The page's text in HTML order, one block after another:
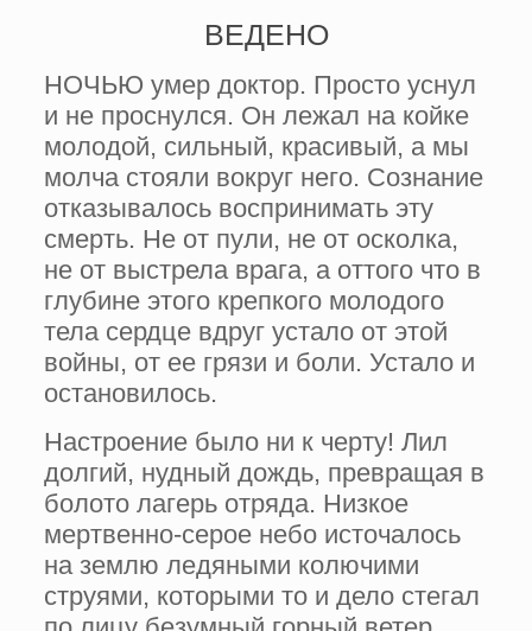
ВЕДЕНО
НОЧЬЮ умер доктор. Просто уснул
и не проснулся. Он лежал на койке
молодой, сильный, красивый, а мы
молча стояли вокруг него. Сознание
отказывалось воспринимать эту
смерть. Не от пули, не от осколка,
не от выстрела врага, а оттого что в
глубине этого крепкого молодого
тела сердце вдруг устало от этой
войны, от ее грязи и боли. Устало и
остановилось.
Настроение было ни к черту! Лил
долгий, нудный дождь, превращая в
болото лагерь отряда. Низкое
мертвенно-серое небо источалось
на землю ледяными колючими
струями, которыми то и дело стегал